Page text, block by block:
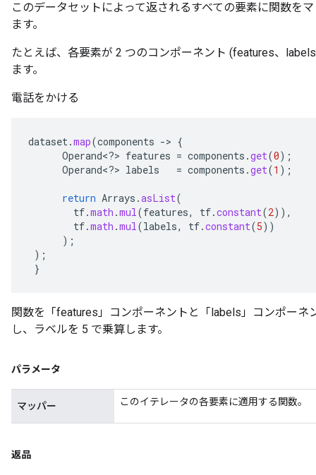
このデータセットによって返されるすべての要素に関数を
ます。
たとえば、各要素が 2 つのコンポーネント (features、
ます。
電話をかける
dataset.map(components -> {
Operand<?> features = components .get(0);
Operand<?> labels = components .get(1 );
return Arrays .asList(
tf.math .mul(features, tf.constant(2)),
tf.math .mul(labels, tf.constant(5))
);
);
}
関数を「features」コンポーネントと「labels」コンポーネ
し、ラベルを 5 で乗算します。
パラメータ
マッパー このイテレータの各要素に適用する関数。
返品